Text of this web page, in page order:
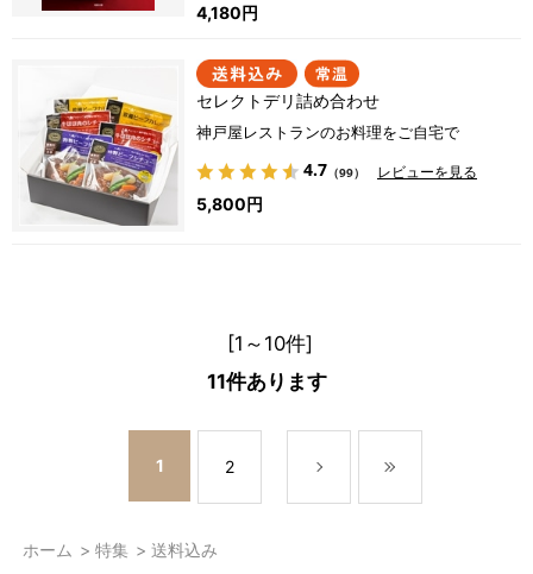
4,180円
セレクトデリ詰め合わせ
神戸屋レストランのお料理をご自宅で
4.7 （99）
レビューを見る
5,800円
[1～10件]
11件あります
1 2
ホーム > 特集 > 送料込み